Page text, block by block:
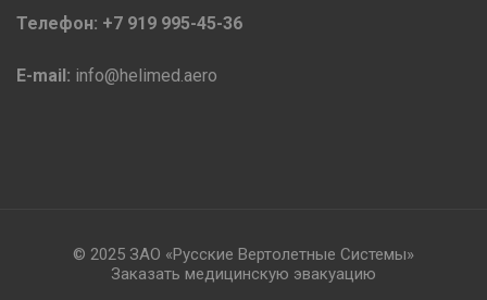
Телефон: +7 919 995-45-36
E-mail: info@helimed.aero
© 2025 ЗАО «Русские Вертолетные Системы»
Заказать медицинскую эвакуацию